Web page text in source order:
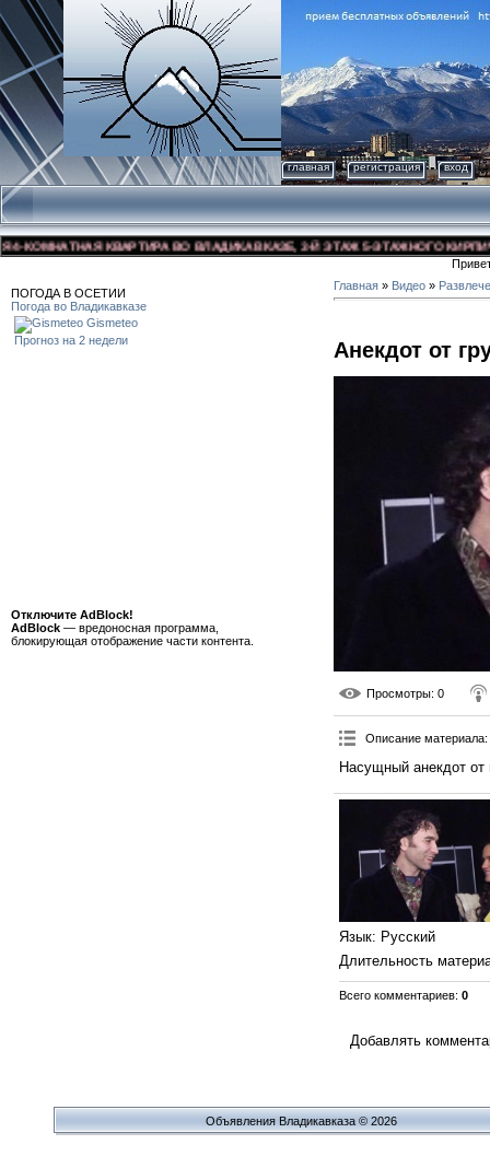
главная регистрация вход
КОМНАТНАЯ КВАРТИРА ВО ВЛАДИКАВКАЗЕ, 3-Й ЭТАЖ 5-ЭТАЖНОГО
ПОГОДА В ОСЕТИИ
Погода во Владикавказе
Gismeteo
Прогноз на 2 недели
Отключите AdBlock!
AdBlock — вредоносная программа,
блокирующая отображение части контента.
Главная » Видео »
Анекдот от
Просмотры: 0
Описание материала:
Насущный анекдот от
Язык: Русский
Длительность
Всего комментариев: 0
Добавлять
Объявления Владикавказа © 2026